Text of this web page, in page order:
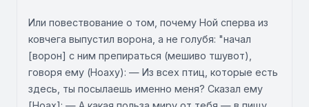
Или повествование о том, почему Ной сперва из
ковчега выпустил ворона, а не голубя: "начал
[ворон] с ним препираться (мешиво тшувот),
говоря ему (Ноаху): — Из всех птиц, которые есть
здесь, ты посылаешь именно меня? Сказал ему